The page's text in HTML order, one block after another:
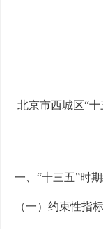
北京市西城区“
一、“十三五”时
（一）约束性指标